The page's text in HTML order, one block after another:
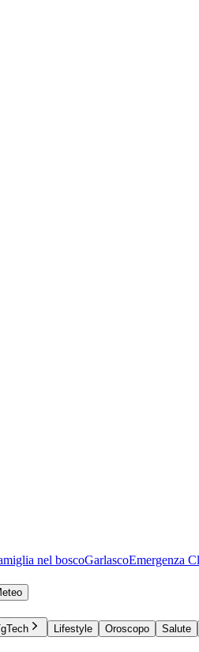
nel boscoGarlascoEmergenza
Lifestyle Oroscopo Salute